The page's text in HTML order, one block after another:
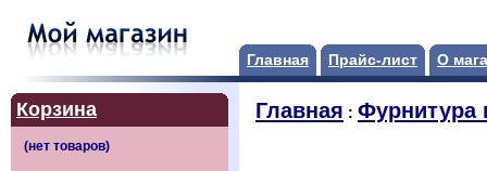
Главная Прайс-лист О
Корзина Главная : Фурнитура